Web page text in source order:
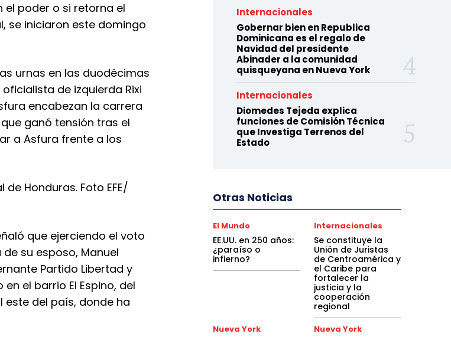
el poder o si retorna el
se iniciaron este domingo
urnas en las duodécimas
de izquierda Rixi
encabezan la carrera
ganó tensión tras el
a Asfura frente a los
que ejerciendo el voto
su esposo, Manuel
Partido Libertad y
el barrio El Espino, del
del país, donde ha
Internacionales
Gobernar bien en Republica
Dominicana es el regalo de
Navidad del presidente
Abinader a la comunidad
quisqueyana en Nueva York
Internacionales
Diomedes Tejeda explica
funciones de Comisión Técnica
que Investiga Terrenos del
Estado
Otras Noticias
El Mundo
EE.UU. en 250 años:
¿paraíso o
infierno?
Internacionales
Se constituye la
Unión de Juristas
de Centroamérica y
el Caribe para
fortalecer la
justicia y la
cooperación
regional
Nueva York Nueva York